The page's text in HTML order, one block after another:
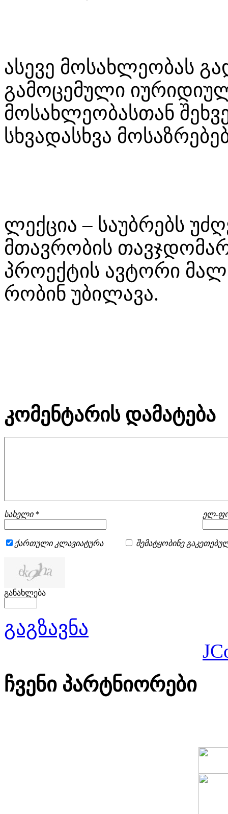
ასევე მოსახლეობას
გამოცემული
მოსახლეობასთან
სხვადასხვა
ლექცია – საუბრებს
მთავრობის
პროექტის ავტორი
რობინ უბილავა.
კომენტარის დამატება
სახელი * ელ-
ქართული კლავიატურა შემატყობინე
განახლება
გაგზავნა
ჩვენი პარტნიორები